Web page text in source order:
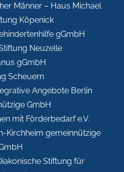
Männer – Haus Michael
Köpenick
gGmbH
Neuzelle
gGmbH
Scheuern
Angebote Berlin
GmbH
mit Förderbedarf e.V.
Kirchheim gemeinnützige
Stiftung für